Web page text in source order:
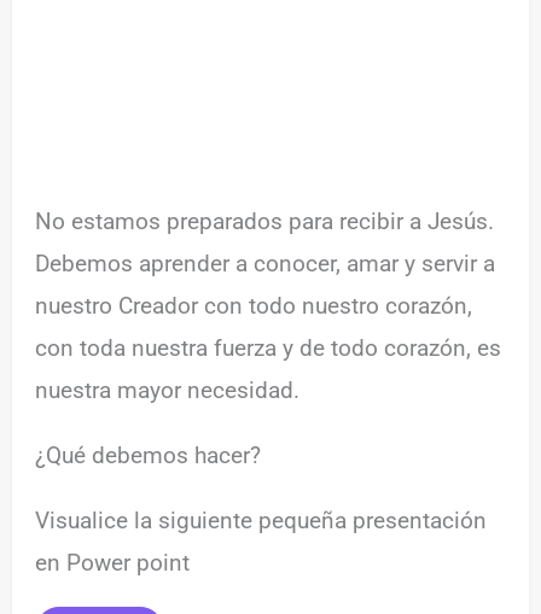
No estamos preparados para recibir a Jesús.
Debemos aprender a conocer, amar y servir a
nuestro Creador con todo nuestro corazón,
con toda nuestra fuerza y de todo corazón, es
nuestra mayor necesidad.
¿Qué debemos hacer?
Visualice la siguiente pequeña presentación
en Power point